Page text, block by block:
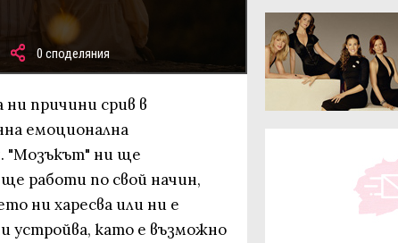
0 споделяния
причини срив в
емоционална
"Мозъкът" ни ще
работи по свой начин,
ни харесва или ни е
устройва, като е възможно